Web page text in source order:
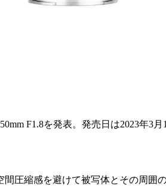
F1.8を発表。発売日は2023年3
圧縮感を避けて被写体とその周囲